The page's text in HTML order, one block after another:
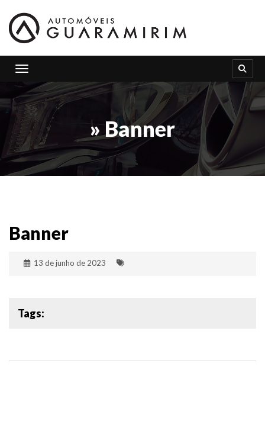
Toggle navigation
» Banner
Banner
13 de junho de 2023
Tags: